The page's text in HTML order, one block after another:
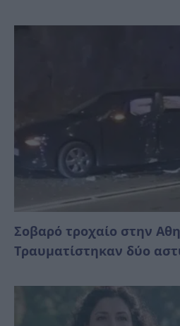
Σοβαρό τροχαίο στην
Τραυματίστηκαν δύο